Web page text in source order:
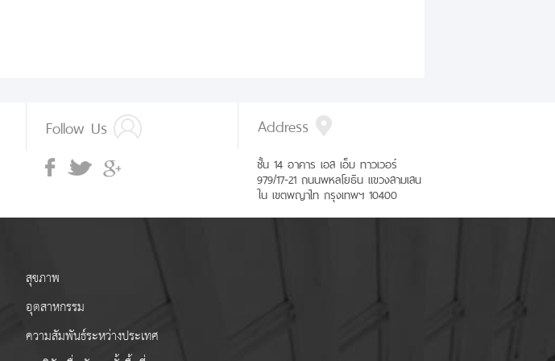
Follow Us Address
ชั้น 14 อาคาร เอส เอ็ม ทาวเวอร์
979/17-21 ถนนพหลโยธิน แขวงสามเสน
ใน เขตพญาไท กรุงเทพฯ 10400
สุขภาพ
อุตสาหกรรม
ความสัมพันธ์ระหว่างประเทศ